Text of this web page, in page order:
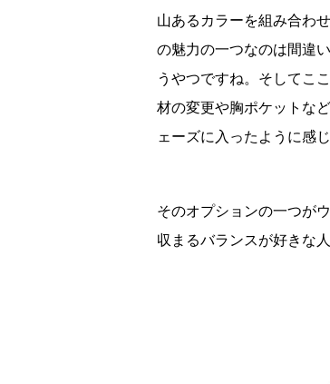
山あるカラーを組み合わ
の魅力の一つなのは間違
うやつですね。そしてこ
材の変更や胸ポケットな
ェーズに入ったように感じ
そのオプションの一つが
収まるバランスが好きな